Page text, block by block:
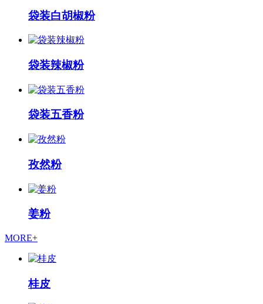
袋装白胡椒粉
袋装辣椒粉
袋装五香粉
孜然粉
姜粉
MORE+
桂皮